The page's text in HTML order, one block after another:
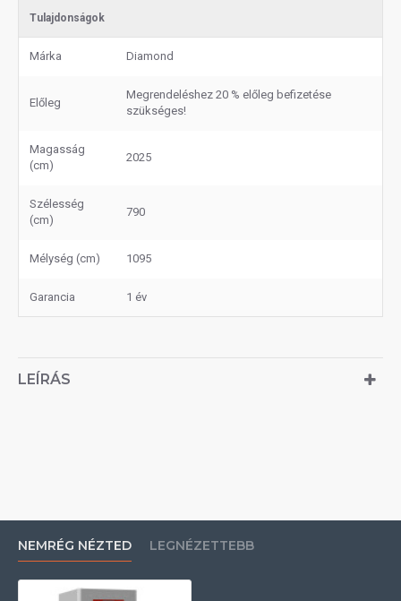
Tulajdonságok
Márka Diamond
Előleg
Megrendeléshez 20 % előleg befizetése
szükséges!
Magasság
(cm)
2025
Szélesség
(cm)
790
Mélység (cm) 1095
Garancia 1 év
LEÍRÁS
NEMRÉG NÉZTED LEGNÉZETTEBB